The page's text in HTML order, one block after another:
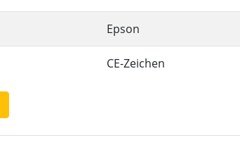
Epson
CE-Zeichen